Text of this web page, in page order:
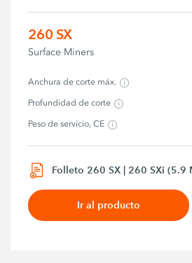
260 SX
Surface Miners
Anchura de corte máx.
Profundidad de corte
Peso de servicio, CE
Folleto 260 SX | 260 SXi (5.9
Ir al producto